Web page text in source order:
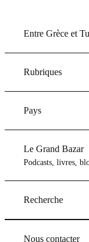
Entre Grèce et
Rubriques
Pays
Le Grand Bazar
Podcasts, livres,
Recherche
Nous contacter